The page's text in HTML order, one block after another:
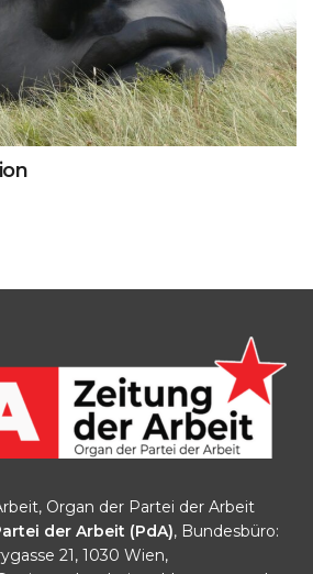
Organ der Partei der Arbeit
der Arbeit (PdA), Bundesbüro:
21, 1030 Wien,